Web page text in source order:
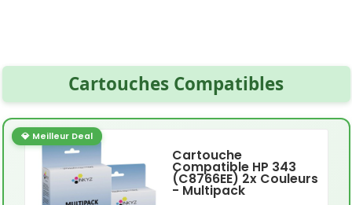
Cartouches Compatibles
💎 Meilleur Deal
Cartouche
Compatible HP 343
(C8766EE) 2x Couleurs
- Multipack